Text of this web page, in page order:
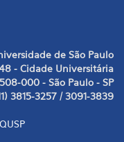
de São Paulo
- Cidade Universitária
000 - São Paulo - SP
3815-3257 / 3091-3839